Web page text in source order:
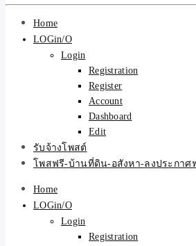
บ้าน
Home
LOGin/O
Login
Registration
Register
Account
Dashboard
Edit
รับจ้างโพสต์
โพสฟรี-บ้านที่ดิน-อสังหา-ลงประกาศ
Home
LOGin/O
Login
Registration